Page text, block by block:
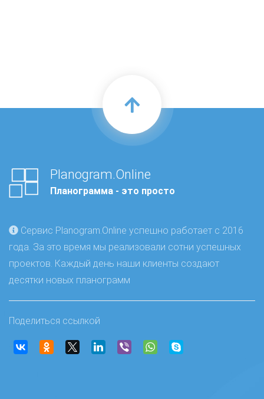
Planogram.Online
Планограмма - это просто
Сервис Planogram.Online успешно работает с 2016
года. За это время мы реализовали сотни успешных
проектов. Каждый день наши клиенты создают
десятки новых планограмм
Поделиться ссылкой